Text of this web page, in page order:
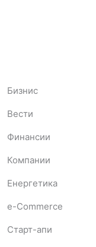
Бизнис
Вести
Финансии
Компании
Енергетика
e-Commerce
Старт-апи